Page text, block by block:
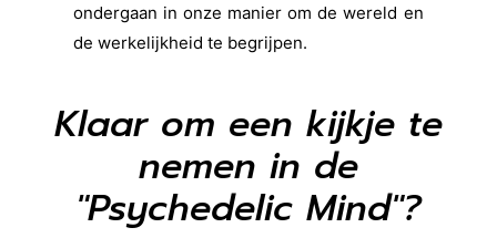
ondergaan in onze manier om de wereld en
de werkelijkheid te begrijpen.
Klaar om een kijkje te
nemen in de
"Psychedelic Mind"?